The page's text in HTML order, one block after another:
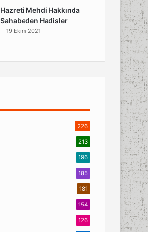
Hazreti Mehdi Hakkında
Sahabeden Hadisler
19 Ekim 2021
226
213
196
185
181
154
126